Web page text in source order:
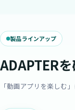
製品ラインアップ
ADAPTER
「動画アプリを楽しむ